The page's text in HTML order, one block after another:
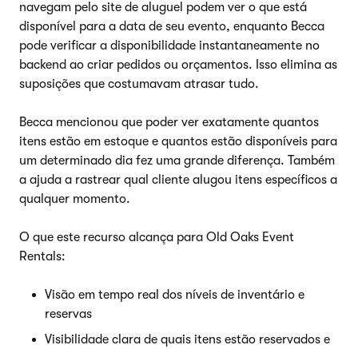
navegam pelo site de aluguel podem ver o que está
disponível para a data de seu evento, enquanto Becca
pode verificar a disponibilidade instantaneamente no
backend ao criar pedidos ou orçamentos. Isso elimina as
suposições que costumavam atrasar tudo.
Becca mencionou que poder ver exatamente quantos
itens estão em estoque e quantos estão disponíveis para
um determinado dia fez uma grande diferença. Também
a ajuda a rastrear qual cliente alugou itens específicos a
qualquer momento.
O que este recurso alcança para Old Oaks Event
Rentals:
Visão em tempo real dos níveis de inventário e
reservas
Visibilidade clara de quais itens estão reservados e